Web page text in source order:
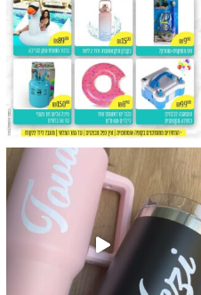
מטף לגילוי מין העובר חזר למלא